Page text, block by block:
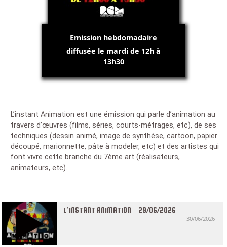
Emission hebdomadaire
diffusée le mardi de 12h à
13h30
L’instant Animation est une émission qui parle d’animation au
travers d’œuvres (films, séries, courts-métrages, etc), de ses
techniques (dessin animé, image de synthèse, cartoon, papier
découpé, marionnette, pâte à modeler, etc) et des artistes qui
font vivre cette branche du 7ème art (réalisateurs,
animateurs, etc).
L’INSTANT ANIMATION – 29/06/2026
30/06/2026